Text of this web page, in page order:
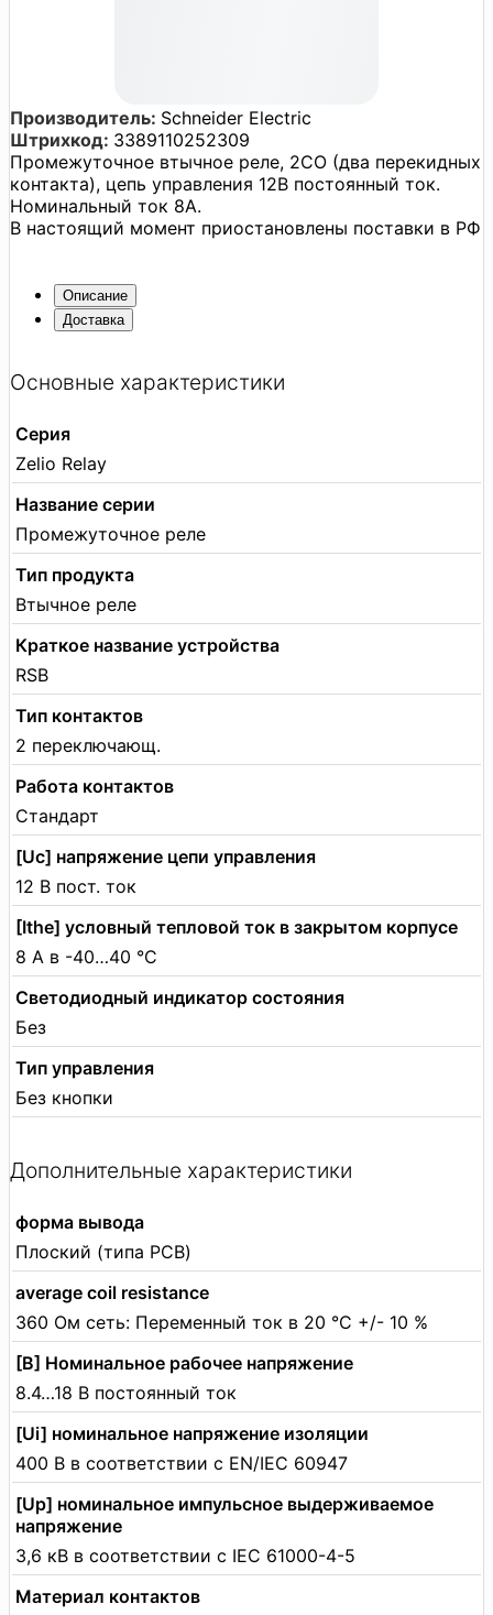
Производитель: Schneider Electric
Штрихкод: 3389110252309
Промежуточное втычное реле, 2CO (два перекидных
контакта), цепь управления 12В постоянный ток.
Номинальный ток 8А.
В настоящий момент приостановлены поставки в РФ
Описание
Доставка
Основные характеристики
Серия
Zelio Relay
Название серии
Промежуточное реле
Тип продукта
Втычное реле
Краткое название устройства
RSB
Тип контактов
2 переключающ.
Работа контактов
Стандарт
[Uc] напряжение цепи управления
12 В пост. ток
[Ithe] условный тепловой ток в закрытом корпусе
8 А в -40…40 °C
Светодиодный индикатор состояния
Без
Тип управления
Без кнопки
Дополнительные характеристики
форма вывода
Плоский (типа PCB)
average coil resistance
360 Ом сеть: Переменный ток в 20 °C +/- 10 %
[В] Номинальное рабочее напряжение
8.4…18 В постоянный ток
[Ui] номинальное напряжение изоляции
400 В в соответствии с EN/IEC 60947
[Up] номинальное импульсное выдерживаемое
напряжение
3,6 кВ в соответствии с IEC 61000-4-5
Материал контактов